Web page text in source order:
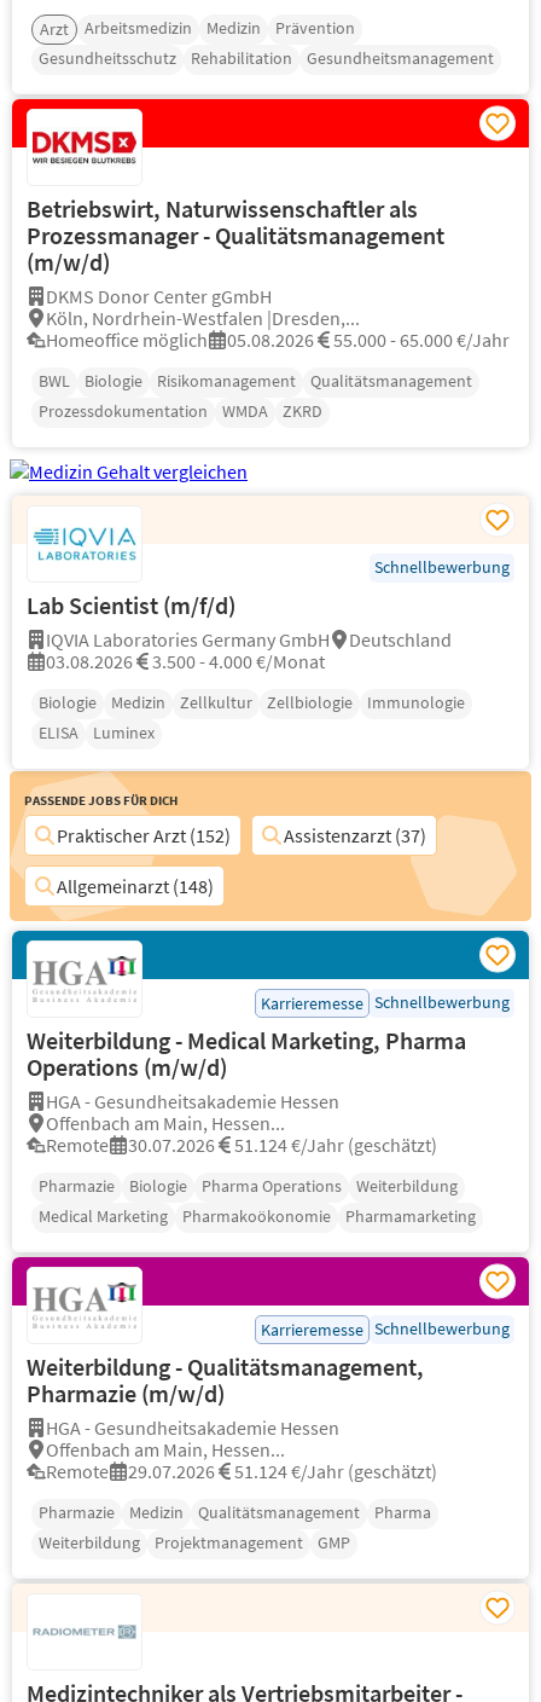
Arzt Arbeitsmedizin Medizin
Prävention
Gesundheitsschutz
Rehabilitation Gesundheitsmanagement
Betriebswirt, Naturwissenschaftler als
Prozessmanager - Qualitätsmanagement
(m/w/d)
DKMS Donor Center gGmbH
Köln, Nordrhein-Westfalen |Dresden,...
Homeoffice möglich
05.08.2026 55.000 - 65.000 €/Jahr
BWL Biologie Risikomanagement
Qualitätsmanagement
Prozessdokumentation
WMDA ZKRD
Schnellbewerbung
Lab Scientist (m/f/d)
IQVIA Laboratories Germany GmbH
Deutschland
03.08.2026
3.500 - 4.000 €/Monat
Biologie Medizin Zellkultur Zellbiologie
Immunologie
ELISA
Luminex
Passende Jobs für Dich
Praktischer Arzt (152)
Assistenzarzt (37)
Allgemeinarzt (148)
Karrieremesse Schnellbewerbung
Weiterbildung - Medical Marketing, Pharma
Operations (m/w/d)
HGA - Gesundheitsakademie Hessen
Offenbach am Main, Hessen...
Remote
30.07.2026 51.124 €/Jahr (geschätzt)
Pharmazie Biologie Pharma Operations
Weiterbildung
Medical Marketing
Pharmakoökonomie Pharmamarketing
Karrieremesse Schnellbewerbung
Weiterbildung - Qualitätsmanagement,
Pharmazie (m/w/d)
HGA - Gesundheitsakademie Hessen
Offenbach am Main, Hessen...
Remote
29.07.2026 51.124 €/Jahr (geschätzt)
Pharmazie Medizin Qualitätsmanagement
Pharma
Weiterbildung
Projektmanagement GMP
Medizintechniker als Vertriebsmitarbeiter -